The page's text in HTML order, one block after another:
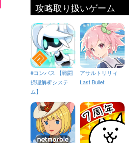
攻略取り扱いゲーム
#コンパス 【戦闘
摂理解析システ
ム】
アサルトリリィ
Last Bullet